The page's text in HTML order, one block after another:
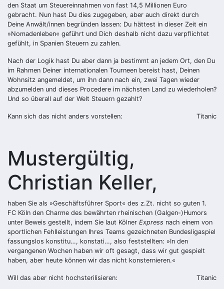
den Staat um Steuereinnahmen von fast 14,5 Millionen Euro
gebracht. Nun hast Du dies zugegeben, aber auch direkt durch
Deine Anwält/innen begründen lassen: Du hättest in dieser Zeit ein
»Nomadenleben« geführt und Dich deshalb nicht dazu verpflichtet
gefühlt, in Spanien Steuern zu zahlen.
Nach der Logik hast Du aber dann ja bestimmt an jedem Ort, den Du
im Rahmen Deiner internationalen Tourneen bereist hast, Deinen
Wohnsitz angemeldet, um ihn dann nach ein, zwei Tagen wieder
abzumelden und dieses Procedere im nächsten Land zu wiederholen?
Und so überall auf der Welt Steuern gezahlt?
Kann sich das nicht anders vorstellen: Titanic
Mustergültig,
Christian Keller,
haben Sie als »Geschäftsführer Sport« des z.Zt. nicht so guten 1.
FC Köln den Charme des bewährten rheinischen (Galgen-)Humors
unter Beweis gestellt, indem Sie laut Kölner Express nach einem von
sportlichen Fehlleistungen Ihres Teams gezeichneten Bundesligaspiel
fassungslos konstitu…, konstati…, also feststellten: »In den
vergangenen Wochen haben wir oft gesagt, dass wir gut gespielt
haben, aber heute können wir das nicht konsternieren.«
Will das aber nicht hochsterilisieren: Titanic